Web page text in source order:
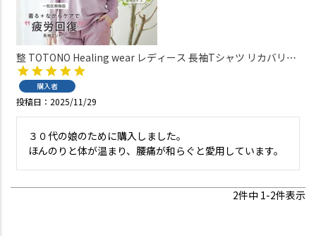
整 TOTONO Healing wear レディース 長袖Tシャツ リカバリー
ウェア 疲労回復 遠赤外線 血行促進 一般医療機器 TERAX
TECHNOLOGY（テラックス テクノロジー） 73210001
購入者
投稿日 2025/11/29
３０代の娘のために購入しました。
ほんのりと体が温まり、腰痛が和らぐと愛用しています。
2件中 1-2件表示